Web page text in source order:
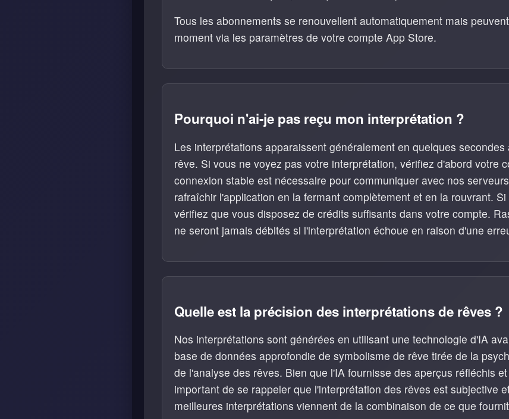
Tous les abonnements se renouvellent automatiquement mais
moment via les paramètres de votre compte App Store.
Pourquoi n'ai-je pas reçu mon interprétation ?
Les interprétations apparaissent généralement en quelques
rêve. Si vous ne voyez pas votre interprétation, vérifiez d'abord votre
connexion stable est nécessaire pour communiquer avec nos
rafraîchir l'application en la fermant complètement et en la rouvrant.
vérifiez que vous disposez de crédits suffisants dans votre compte.
ne seront jamais débités si l'interprétation échoue en raison d'une
Quelle est la précision des interprétations de rêves ?
Nos interprétations sont générées en utilisant une technologie d'IA
base de données approfondie de symbolisme de rêve tirée de la
de l'analyse des rêves. Bien que l'IA fournisse des aperçus réfléchis
important de se rappeler que l'interprétation des rêves est subjective
meilleures interprétations viennent de la combinaison de ce que